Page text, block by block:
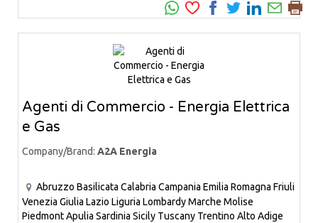
Agenti di Commercio - Energia Elettrica
e Gas
Company/Brand: A2A Energia
Abruzzo Basilicata Calabria Campania Emilia Romagna Friuli
Venezia Giulia Lazio Liguria LombardyMarche Molise
PiedmontApulia Sardinia Sicily Tuscany Trentino Alto Adige